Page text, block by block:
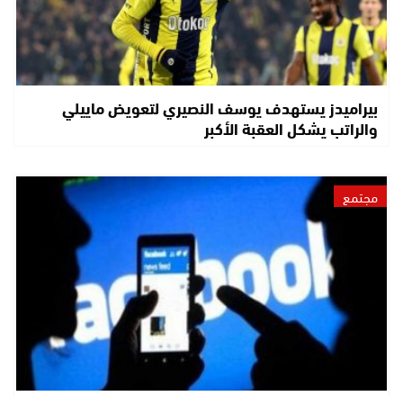
بيراميدز يستهدف يوسف النصيري لتعويض ماييلي
والراتب يشكل العقبة الأكبر
مجتمع